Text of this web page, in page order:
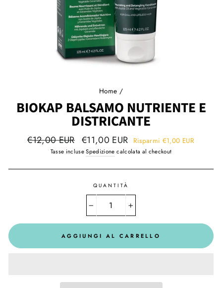
Home /
BIOKAP BALSAMO NUTRIENTE E
DISTRICANTE
Prezzo
regolare
€12,00 EUR
Prezzo
speciale!
€11,00 EUR Risparmi €1,00 EUR
Tasse incluseSpedizione calcolata al checkout
QUANTITÀ
+
AGGIUNGI AL CARRELLO